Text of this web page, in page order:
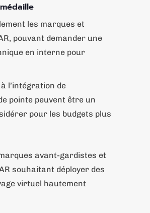
les marques et
pouvant demander une
en interne pour
l’intégration de
pointe peuvent être un
pour les budgets plus
avant-gardistes et
souhaitant déployer des
virtuel hautement